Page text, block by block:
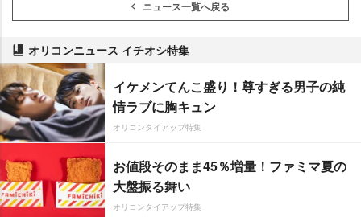
ニュース一覧へ戻る
オリコンニュース イチオシ特集
イケメンてんこ盛り！尊すぎる男子の純
情ラブに胸キュン
オリコンタイアップ特集
お値段そのまま45％増量！ファミマ夏の
大盤振る舞い
オリコンタイアップ特集